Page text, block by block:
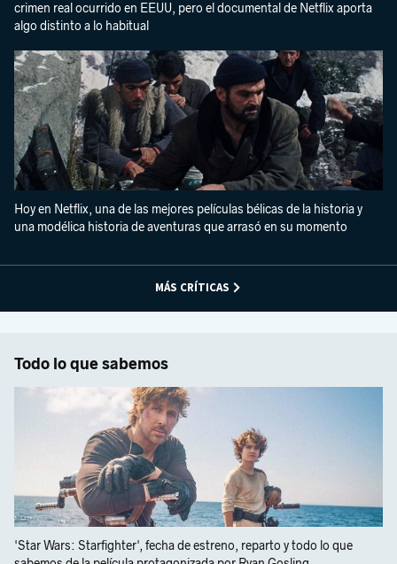
crimen real ocurrido en EEUU, pero el documental de Netflix aporta
algo distinto a lo habitual
Hoy en Netflix, una de las mejores películas bélicas de la historia y
una modélica historia de aventuras que arrasó en su momento
MÁS CRÍTICAS
Todo lo que sabemos
'Star Wars: Starfighter', fecha de estreno, reparto y todo lo que